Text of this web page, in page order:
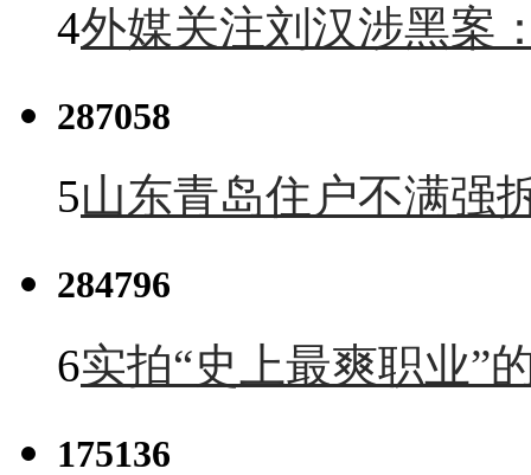
4外媒关注刘汉涉黑案
287058
5山东青岛住户不满强
284796
6实拍“史上最爽职业”
175136